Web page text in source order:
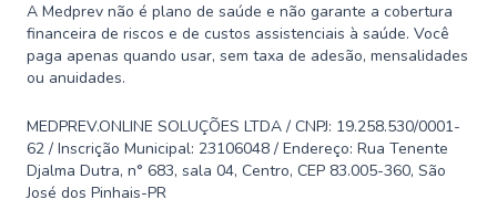
A Medprev não é plano de saúde e não garante a cobertura
financeira de riscos e de custos assistenciais à saúde. Você
paga apenas quando usar, sem taxa de adesão, mensalidades
ou anuidades.
MEDPREV.ONLINE SOLUÇÕES LTDA / CNPJ: 19.258.530/0001-
62 / Inscrição Municipal: 23106048 / Endereço: Rua Tenente
Djalma Dutra, n° 683, sala 04, Centro, CEP 83.005-360, São
José dos Pinhais-PR